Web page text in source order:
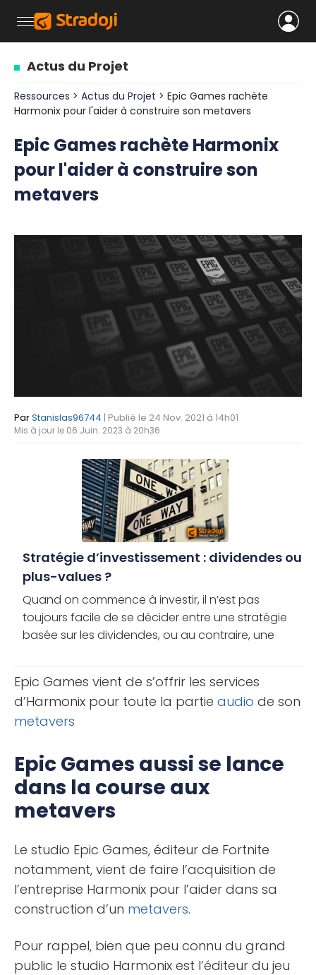
Actus du Projet
Ressources > Actus du Projet > Epic Games rachète
Harmonix pour l'aider à construire son metavers
Epic Games rachète Harmonix
pour l'aider à construire son
metavers
ParStanislas96744 | Publié le 24 Nov. 2021 à 14h01
Mis à jour le 06 Juin. 2023 à 20h36
Stratégie d’investissement : dividendes ou
plus-values ?
Quand on commence à investir, il n’est pas
toujours facile de se décider entre une stratégie
basée sur les dividendes, ou au contraire, une
Epic Games vient de s’offrir les services
d’Harmonix pour toute la partie audio de son
metavers
Epic Games aussi se lance
dans la course aux
metavers
Le studio Epic Games, éditeur de Fortnite
notamment, vient de faire l’acquisition de
l’entreprise Harmonix pour l’aider dans sa
construction d’un metavers.
Pour rappel, bien que peu connu du grand
public le studio Harmonix est l’éditeur du jeu